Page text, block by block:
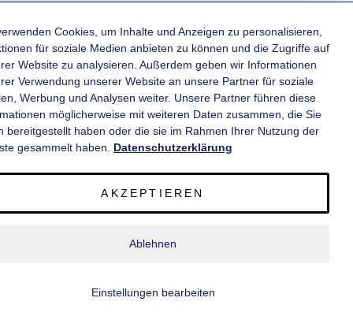
KATEGORIEN
INFORMATIONEN
© 2020 wm meyer® Fahrzeugbau AG. Alle Rechte vorbehalten.
Cookies, um Inhalte und Anzeigen zu personalisieren,
für soziale Medien anbieten zu können und die Zugriffe auf
Website zu analysieren. Außerdem geben wir Informationen
Verwendung unserer Website an unsere Partner für soziale
Werbung und Analysen weiter. Unsere Partner führen diese
möglicherweise mit weiteren Daten zusammen, die Sie
bereitgestellt haben oder die sie im Rahmen Ihrer Nutzung der
gesammelt haben. Datenschutzerklärung
AKZEPTIEREN
Ablehnen
Einstellungen bearbeiten